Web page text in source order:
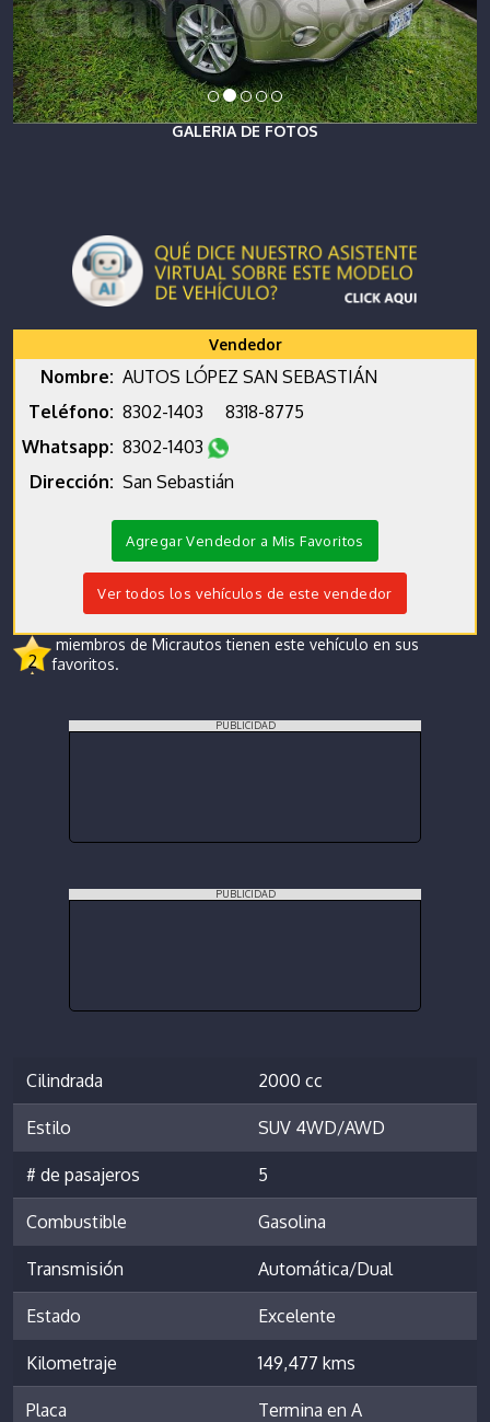
GALERIA DE FOTOS
Vendedor
Nombre: AUTOS LÓPEZ SAN SEBASTIÁN
Teléfono: 8302-1403
8318-8775
Whatsapp: 8302-1403
Dirección: San Sebastián
Agregar Vendedor a Mis Favoritos
Ver todos los vehículos de este vendedor
2
miembros de Micrautos tienen este vehículo en sus
favoritos.
PUBLICIDAD
PUBLICIDAD
Cilindrada 2000 cc
Estilo SUV 4WD/AWD
# de pasajeros 5
Combustible Gasolina
Transmisión Automática/Dual
Estado Excelente
Kilometraje 149,477 kms
Placa Termina en A